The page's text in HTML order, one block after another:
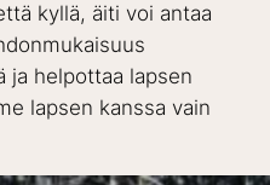
kyllä, äiti voi antaa
ja helpottaa lapsen
lapsen kanssa vain